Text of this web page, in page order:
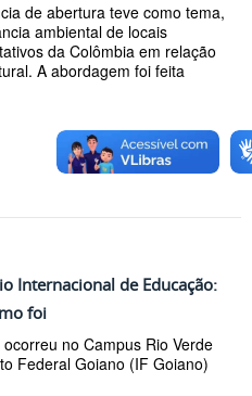
de abertura teve como tema,
ambiental de locais
da Colômbia em relação
A abordagem foi feita
Internacional de Educação:
foi
no Campus Rio Verde
Federal Goiano (IF Goiano)